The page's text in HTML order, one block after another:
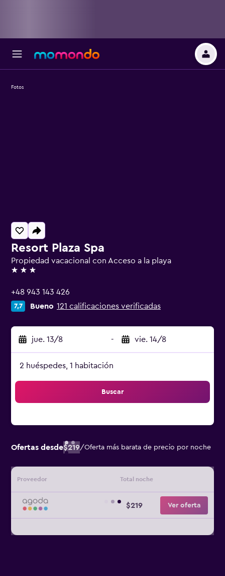
Resort Plaza Spa
Propiedad vacacional con Acceso a la playa
3 estrellas
+48 943 143 426
7,7 Bueno 121 calificaciones verificadas
jue. 13/8 - vie. 14/8
2 huéspedes, 1 habitación
Buscar
Ofertas desde$219/Oferta más barata de precio por noche
Proveedor Total noche
$219 Ver oferta
Fotos